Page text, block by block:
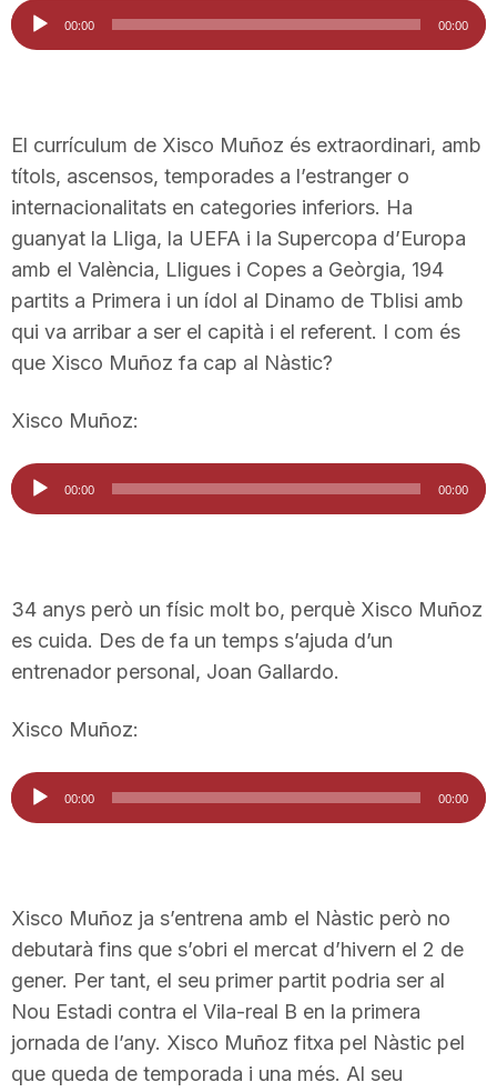
Reproductor
d'àudio
00:00 00:00
El currículum de Xisco Muñoz és extraordinari, amb
títols, ascensos, temporades a l’estranger o
internacionalitats en categories inferiors. Ha
guanyat la Lliga, la UEFA i la Supercopa d’Europa
amb el València, Lligues i Copes a Geòrgia, 194
partits a Primera i un ídol al Dinamo de Tblisi amb
qui va arribar a ser el capità i el referent. I com és
que Xisco Muñoz fa cap al Nàstic?
Xisco Muñoz:
Reproductor
d'àudio
00:00 00:00
34 anys però un físic molt bo, perquè Xisco Muñoz
es cuida. Des de fa un temps s’ajuda d’un
entrenador personal, Joan Gallardo.
Xisco Muñoz:
Reproductor
d'àudio
00:00 00:00
Xisco Muñoz ja s’entrena amb el Nàstic però no
debutarà fins que s’obri el mercat d’hivern el 2 de
gener. Per tant, el seu primer partit podria ser al
Nou Estadi contra el Vila-real B en la primera
jornada de l’any. Xisco Muñoz fitxa pel Nàstic pel
que queda de temporada i una més. Al seu